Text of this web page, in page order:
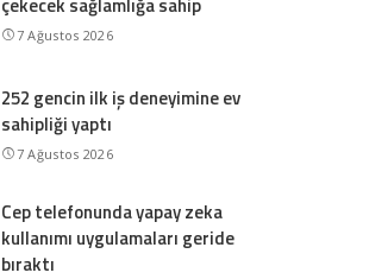
7 Ağustos 2026
252 gencin ilk iş deneyimine ev
sahipliği yaptı
7 Ağustos 2026
Cep telefonunda yapay zeka
kullanımı uygulamaları geride
bıraktı